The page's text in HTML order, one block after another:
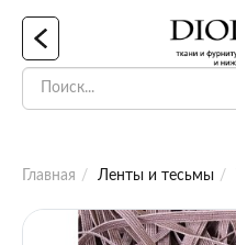
Главная Ленты и тесьмы